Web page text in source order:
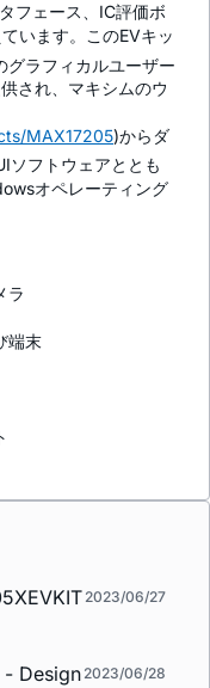
フェース、IC評価ボ
います。このEVキッ
グラフィカルユーザー
され、マキシムのウ
MAX17205)からダ
ソフトウェアととも
オペレーティング
ラ
端末
2023/06/27
- Design 2023/06/28